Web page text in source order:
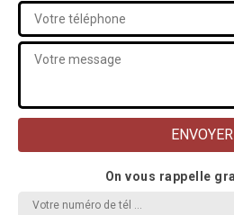
On vous rappelle